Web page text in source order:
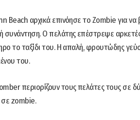
Beach αρχικά επινόησε το Zombie για
συνάντηση. Ο πελάτης επέστρεψε
το ταξίδι του. Η απαλή, φρουτώδης
του.
περιορίζουν τους πελάτες τους σε
zombie.